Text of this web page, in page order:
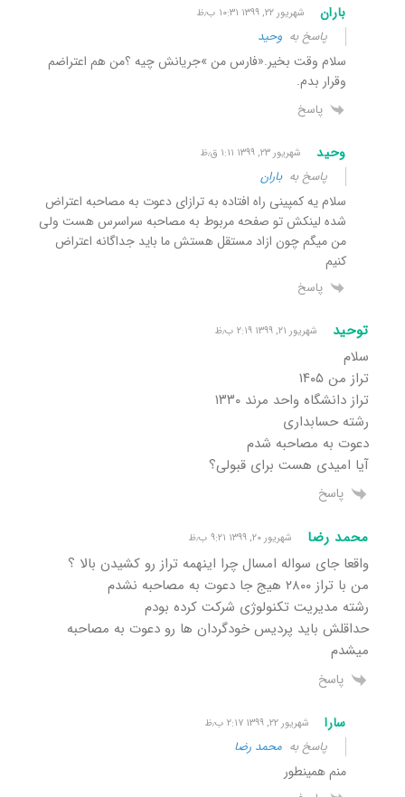
باران شهریور ۲۲, ۱۳۹۹ ۱۰:۳۱ ب٫ظ
پاسخ به وحید
سلام وقت بخیر.«فارس من »جریانش چیه ؟من هم اعتراضم
وقرار بدم.
پاسخ
وحید شهریور ۲۳, ۱۳۹۹ ۱:۱۱ ق٫ظ
پاسخ بهباران
سلام یه کمپینی راه افتاده به ترازای دعوت به مصاحبه اعتراض
شده لینکش تو صفحه مربوط به مصاحبه سراسرس هست ولی
من میگم چون ازاد مستقل هستش ما باید جداگانه اعتراض
کنیم
پاسخ
توحید شهریور ۲۱, ۱۳۹۹ ۲:۱۹ ب٫ظ
سلام
تراز من ۱۴۰۵
تراز دانشگاه واحد مرند ۱۳۳۰
رشته حسابداری
دعوت به مصاحبه شدم
آیا امیدی هست برای قبولی؟
پاسخ
محمد رضا شهریور ۲۰, ۱۳۹۹ ۹:۲۱ ب٫ظ
واقعا جای سواله امسال چرا اینهمه تراز رو کشیدن بالا ؟
من با تراز ۲۸۰۰ هیج جا دعوت به مصاحبه نشدم
رشته مدیریت تکنولوژی شرکت کرده بودم
حداقلش باید پردیس خودگردان ها رو دعوت به مصاحبه
میشدم
پاسخ
سارا شهریور ۲۲, ۱۳۹۹ ۲:۱۷ ب٫ظ
پاسخ به محمد رضا
منم همینطور